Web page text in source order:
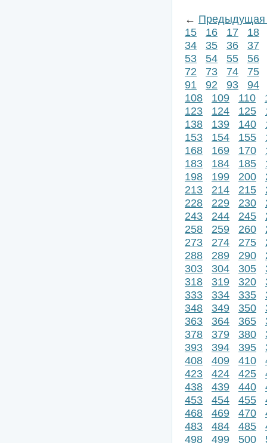
← Предыдущая
15
16 17
18
34
35 36
37
53
54 55
56
72
73 74
75
91
92 93
94
108
109 110
123
124 125
138
139 140
153
154 155
168
169 170
183
184 185
198
199 200
213
214 215
228
229 230
243
244 245
258
259 260
273
274 275
288
289 290
303
304 305
318
319 320
333
334 335
348
349 350
363
364 365
378
379 380
393
394 395
408
409 410
423
424 425
438
439 440
453
454 455
468
469 470
483
484 485
498
499 500